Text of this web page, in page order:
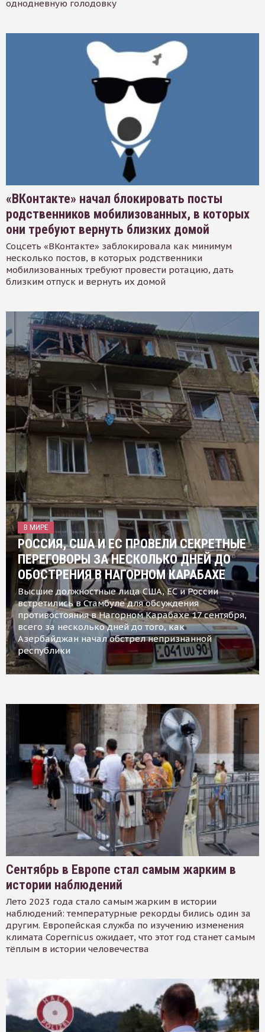
однодневную голодовку
«ВКонтакте» начал блокировать посты
родственников мобилизованных, в которых
они требуют вернуть близких домой
Соцсеть «ВКонтакте» заблокировала как минимум
несколько постов, в которых родственники
мобилизованных требуют провести ротацию, дать
близким отпуск и вернуть их домой
В МИРЕ
РОССИЯ, США И ЕС ПРОВЕЛИ СЕКРЕТНЫЕ
ПЕРЕГОВОРЫ ЗА НЕСКОЛЬКО ДНЕЙ ДО
ОБОСТРЕНИЯ В НАГОРНОМ КАРАБАХЕ
Высшие должностные лица США, ЕС и России
встретились в Стамбуле для обсуждения
противостояния в Нагорном Карабахе 17 сентября,
всего за несколько дней до того, как
Азербайджан начал обстрел непризнанной
республики
Сентябрь в Европе стал самым жарким в
истории наблюдений
Лето 2023 года стало самым жарким в истории
наблюдений: температурные рекорды бились один за
другим. Европейская служба по изучению изменения
климата Copernicus ожидает, что этот год станет самым
тёплым в истории человечества